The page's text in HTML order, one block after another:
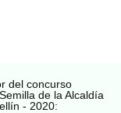
del concurso
de la Alcaldía
- 2020: